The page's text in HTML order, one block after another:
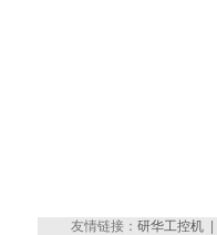
友情链接： 研华工控机|